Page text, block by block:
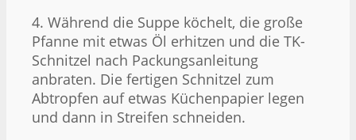
4. Während die Suppe köchelt, die große
Pfanne mit etwas Öl erhitzen und die TK-
Schnitzel nach Packungsanleitung
anbraten. Die fertigen Schnitzel zum
Abtropfen auf etwas Küchenpapier legen
und dann in Streifen schneiden.